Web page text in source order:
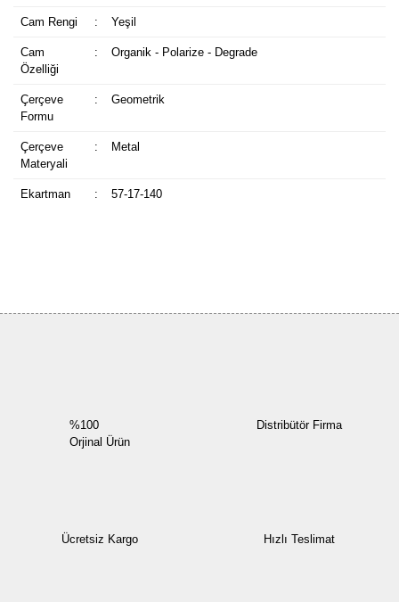
Cam Rengi : Yeşil
Cam
Özelliği
: Organik - Polarize - Degrade
Çerçeve
Formu
: Geometrik
Çerçeve
Materyali
: Metal
Ekartman : 57-17-140
%100
Orjinal Ürün
Distribütör Firma
Ücretsiz Kargo Hızlı Teslimat